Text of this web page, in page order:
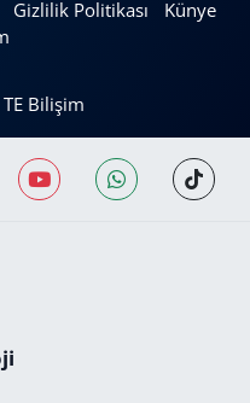
Gizlilik Politikası
Künye
TE Bilişim